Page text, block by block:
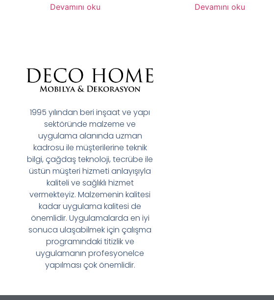
Devamını oku Devamını oku
1995 yılından beri inşaat ve yapı
sektöründe malzeme ve
uygulama alanında uzman
kadrosu ile müşterilerine teknik
bilgi, çağdaş teknoloji, tecrübe ile
üstün müşteri hizmeti anlayışıyla
kaliteli ve sağlıklı hizmet
vermekteyiz. Malzemenin kalitesi
kadar uygulama kalitesi de
önemlidir. Uygulamalarda en iyi
sonuca ulaşabilmek için çalışma
programındaki titizlik ve
uygulamanın profesyonelce
yapılması çok önemlidir.